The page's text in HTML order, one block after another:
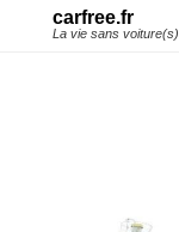
carfree.fr
La vie sans voiture(s)